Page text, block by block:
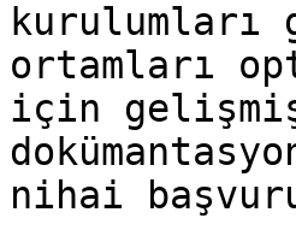
ortamları
için
nihai